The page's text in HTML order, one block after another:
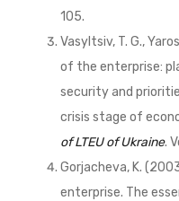
105.
Vasyltsiv, T. G.,
of the enterprise:
security and
crisis stage of
of LTEU of Ukraine.
Gorjacheva, K.
enterprise. The